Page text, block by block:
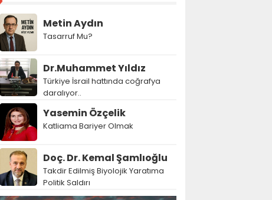
Metin Aydın
Tasarruf Mu?
Dr.Muhammet Yıldız
Türkiye İsrail hattında coğrafya
daralıyor..
Yasemin Özçelik
Katliama Bariyer Olmak
Doç. Dr. Kemal Şamlıoğlu
Takdir Edilmiş Biyolojik Yaratıma
Politik Saldırı